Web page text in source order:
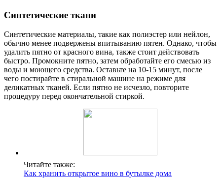
Синтетические ткани
Синтетические материалы, такие как полиэстер или нейлон,
обычно менее подвержены впитыванию пятен. Однако, чтобы
удалить пятно от красного вина, также стоит действовать
быстро. Промокните пятно, затем обработайте его смесью из
воды и моющего средства. Оставьте на 10-15 минут, после
чего постирайте в стиральной машине на режиме для
деликатных тканей. Если пятно не исчезло, повторите
процедуру перед окончательной стиркой.
Читайте также:
Как хранить открытое вино в бутылке дома